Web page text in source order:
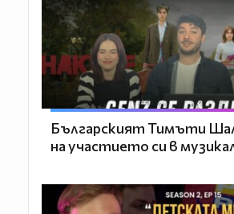
Българският Тимъти
на участието си в